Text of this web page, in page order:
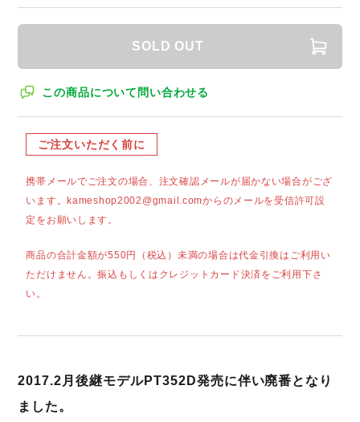
SOLD OUT
この商品について問い合わせる
ご注文いただく前に
携帯メールでご注文の場合、注文確認メールが届かない場合がござ
います。kameshop2002@gmail.comからのメールを受信許可設
定をお願いします。
商品の合計金額が550円（税込）未満の場合は代金引換はご利用い
ただけません。振込もしくはクレジットカード決済をご利用下さ
い。
2017.2月後継モデルPT352D発売に伴い廃番となり
ました。